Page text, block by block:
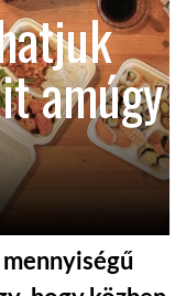
amúgy